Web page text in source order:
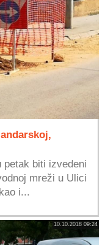
petak biti izvedeni
mreži u Ulici
i...
10.10.2018 09:24